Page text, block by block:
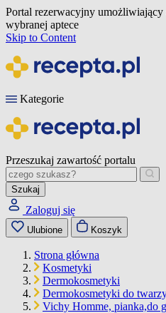
Portal rezerwacyjny
wybranej aptece
Skip to Content
Kategorie
Przeszukaj zawartość portalu
Szukaj
Zaloguj się
Ulubione Koszyk
Strona główna
Kosmetyki
Dermokosmetyki
Dermokosmetyki do
Vichy Homme, pianka,do